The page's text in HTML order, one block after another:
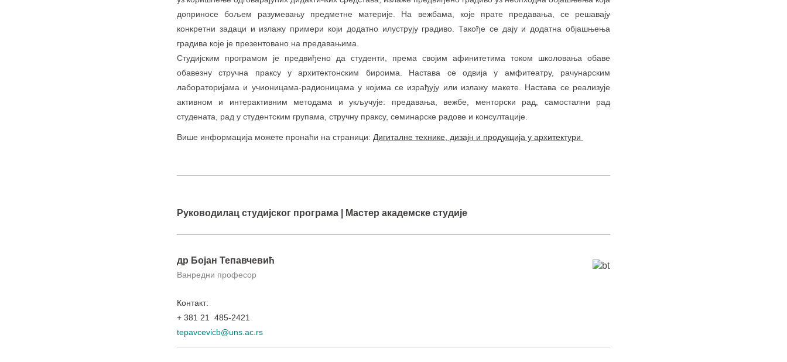
доприносе бољем разумевању предметне материје. На вежбама, које прате предавања, се решавају
конкретни задаци и излажу примери који додатно илуструју градиво. Такође се дају и додатна објашњења
градива које је презентовано на предавањима.
Студијским програмом је предвиђено да студенти, према својим афинитетима током школовања обаве
обавезну стручна праксу у архитектонским бироима. Настава се одвија у амфитеатру, рачунарским
лабораторијама и учионицама-радионицама у којима се израђују или излажу макете. Настава се реализује
активном и интерактивним методама и укључује: предавања, вежбе, менторски рад, самостални рад
студената, рад у студентским групама, стручну праксу, семинарске радове и консултације.
Више информација можете пронаћи на страници: Дигиталне технике, дизајн и продукција у архитектури
Руководилац студијског програма | Мастер академске студије
др Бојан Тепавчевић
Ванредни професор
Контакт:
+ 381 21 485-2421
tepavcevicb@uns.ac.rs